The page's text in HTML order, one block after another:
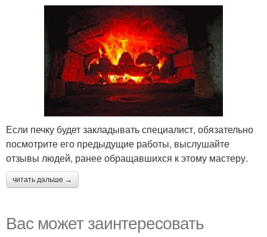
Если печку будет закладывать специалист, обязательно
посмотрите его предыдущие работы, выслушайте
отзывы людей, ранее обращавшихся к этому мастеру.
читать дальше →
Вас может заинтересовать